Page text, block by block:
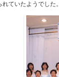
ていたようでした。